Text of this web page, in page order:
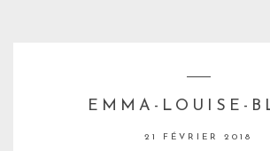
EMMA-LOUISE-
21 FÉVRIER 2018